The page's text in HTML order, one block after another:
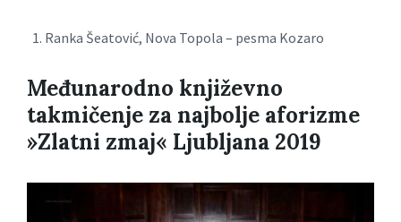
Ranka Šeatović, Nova Topola – pesma Kozaro
Međunarodno književno
takmičenje za najbolje aforizme
»Zlatni zmaj« Ljubljana 2019